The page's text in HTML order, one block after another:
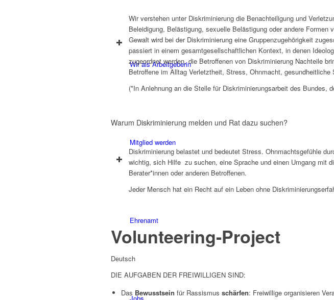
Wir als Arbeitgeberin
Mitglied werden
Ehrenamt
Wir verstehen unter Diskriminierung die Benachteiligung und
Beleidigung, Belästigung, sexuelle Belästigung oder andere
Gewalt wird bei der Diskriminierung eine Gruppenzugehörigkeit
passiert in einem gesamtgesellschaftlichen Kontext, in denen
zugeordnet werden, die Betroffenen von Diskriminierung Nachteile
Betroffene im Alltag Verletztheit, Stress, Ohnmacht,
(*In Anlehnung an die Stelle für Diskriminierungsarbeit des Bundes,
Warum Diskriminierung melden und Rat dazu suchen?
Diskriminierung belastet und bedeutet Stress. Ohnmachtsgefühle
wichtig, sich Hilfe zu suchen, eine Sprache und einen Umgang mit
Berater*innen oder anderen Betroffenen.
Jeder Mensch hat ein Recht auf ein Leben ohne
Volunteering-Project
Deutsch
DIE AUFGABEN DER FREIWILLIGEN SIND:
Das Bewusstsein für Rassismus schärfen: Freiwillige organisieren